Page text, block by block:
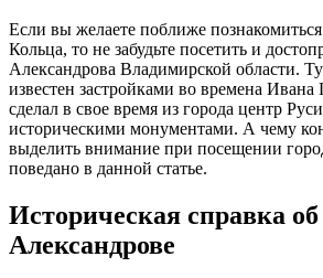
Если вы желаете поближе
Кольца, то не забудьте посетить и
Александрова Владимирской области.
известен застройками во времена Ивана
сделал в свое время из города центр
историческими монументами. А чему
выделить внимание при посещении
поведано в данной статье.
Историческая справка об
Александрове